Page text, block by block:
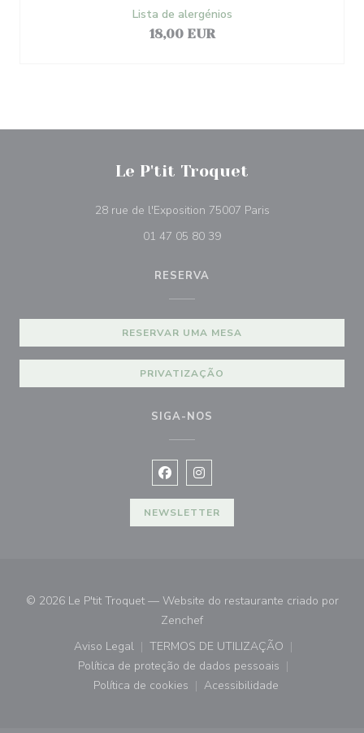
Lista de alergénios
18,00 EUR
Le P'tit Troquet
28 rue de l'Exposition 75007 Paris((abre numa nova
01 47 05 80 39
RESERVA
RESERVAR UMA MESA
PRIVATIZAÇÃO
SIGA-NOS
Facebook ((abre numa nova janela))
Instagram ((abre numa nova
NEWSLETTER
© 2026 Le P'tit Troquet — Website do restaurante criado por
Zenchef((abre numa nova janela))
Aviso Legal
((abre numa nova janela))
TERMOS DE UTILIZAÇÃO
((abre numa nova janela))
Política de proteção de dados pessoais
((abre numa nova janela))
Política de cookies
((abre numa nova janela))
Acessibilidade
((abre numa nova